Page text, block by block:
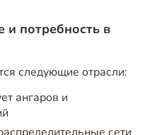
потребность в
следующие отрасли:
ангаров и
сети